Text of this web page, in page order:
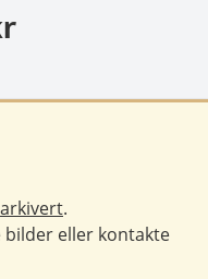
arkivert.
bilder eller kontakte